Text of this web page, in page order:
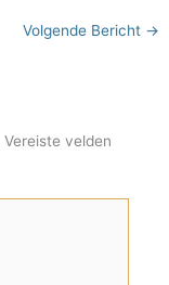
Volgende Bericht →
Vereiste velden